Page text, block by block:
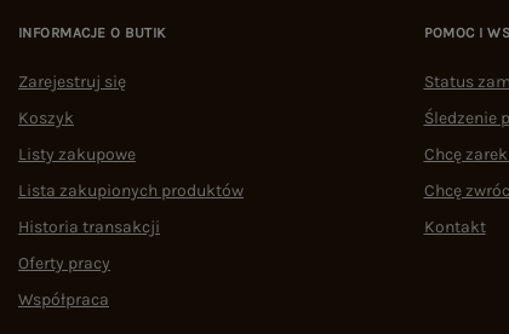
INFORMACJE O BUTIK
Zarejestruj się
Koszyk
Listy zakupowe
Lista zakupionych produktów
Historia transakcji
Oferty pracy
Współpraca
POMOC I
Status
Śledzenie
Chcę
Chcę
Kontakt